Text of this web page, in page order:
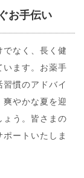
お手伝い
なく、長く健
います。お薬手
慣のアドバイ
爽やかな夏を迎
ょう。皆さまの
ポートいたしま